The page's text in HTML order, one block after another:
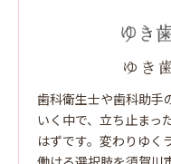
ゆき
歯科衛生士や歯科助手
いく中で、立ち止まっ
はずです。変わりゆく